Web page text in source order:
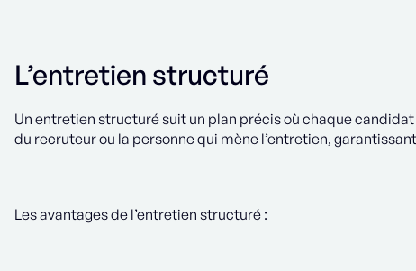
L’entretien structuré
Un entretien structuré suit un plan précis où chaque
du recruteur ou la personne qui mène l’entretien,
Les avantages de l’entretien structuré :